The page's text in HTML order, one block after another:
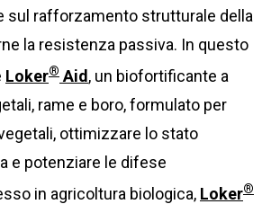
sul rafforzamento strutturale della
la resistenza passiva. In questo
Loker® Aid , un biofortificante a
rame e boro, formulato per
ottimizzare lo stato
e potenziare le difese
in agricoltura biologica, Loker®